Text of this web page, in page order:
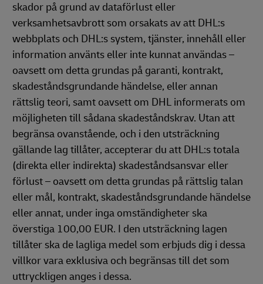
skador på grund av dataförlust eller
verksamhetsavbrott som orsakats av att DHL:s
webbplats och DHL:s system, tjänster, innehåll eller
information använts eller inte kunnat användas –
oavsett om detta grundas på garanti, kontrakt,
skadeståndsgrundande händelse, eller annan
rättslig teori, samt oavsett om DHL informerats om
möjligheten till sådana skadeståndskrav. Utan att
begränsa ovanstående, och i den utsträckning
gällande lag tillåter, accepterar du att DHL:s totala
(direkta eller indirekta) skadeståndsansvar eller
förlust – oavsett om detta grundas på rättslig talan
eller mål, kontrakt, skadeståndsgrundande händelse
eller annat, under inga omständigheter ska
överstiga 100,00 EUR. I den utsträckning lagen
tillåter ska de lagliga medel som erbjuds dig i dessa
villkor vara exklusiva och begränsas till det som
uttryckligen anges i dessa.